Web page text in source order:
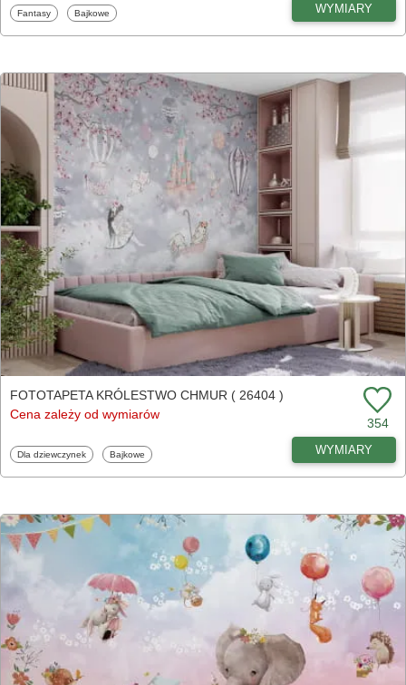
Fototapety
Fantasy Fototapety
Bajkowe WYMIARY
FOTOTAPETA KRÓLESTWO CHMUR ( 26404 )
Cena zależy od wymiarów
354
Fototapety
Dla dziewczynek Fototapety
Bajkowe WYMIARY